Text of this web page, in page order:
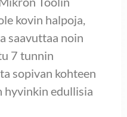
kovin halpoja,
saavuttaa noin
7 tunnin
sopivan kohteen
hyvinkin edullisia